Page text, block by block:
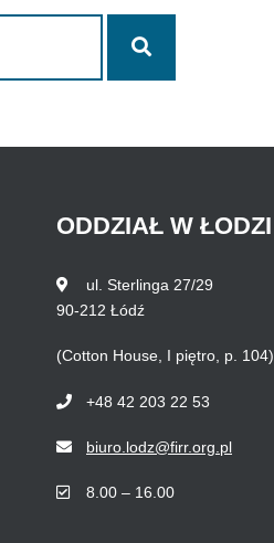
ODDZIAŁ W ŁODZI
ul. Sterlinga 27/29
90-212 Łódź
(Cotton House, I piętro, p. 104)
+48 42 203 22 53
biuro.lodz@firr.org.pl
8.00 – 16.00